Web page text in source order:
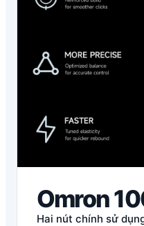
Omron
Hai nút chính sử